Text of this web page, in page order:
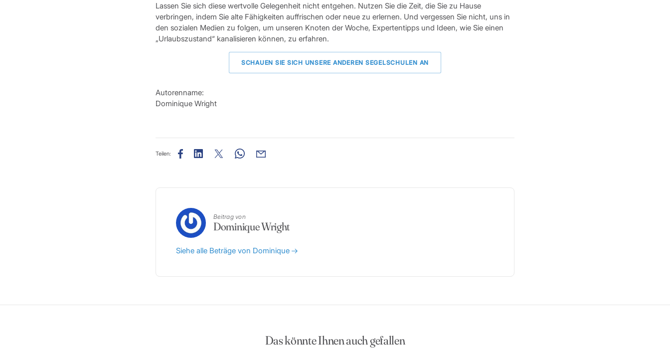
Lassen Sie sich diese wertvolle Gelegenheit nicht entgehen. Nutzen Sie die Zeit, die Sie zu Hause
verbringen, indem Sie alte Fähigkeiten auffrischen oder neue zu erlernen. Und vergessen Sie nicht, uns in
den sozialen Medien zu folgen, um unseren Knoten der Woche, Expertentipps und Ideen, wie Sie einen
„Urlaubszustand“ kanalisieren können, zu erfahren.
SCHAUEN SIE SICH UNSERE ANDEREN SEGELSCHULEN AN
Autorenname:
Dominique Wright
Teilen:
Beitrag von
Dominique Wright
Siehe alle Beträge von Dominique
Das könnte Ihnen auch gefallen